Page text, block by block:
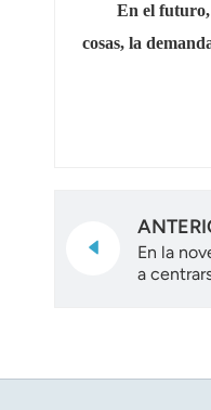
En el futuro,
cosas, la
En la
a